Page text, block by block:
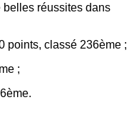
belles réussites dans
points, classé 236ème ;
;